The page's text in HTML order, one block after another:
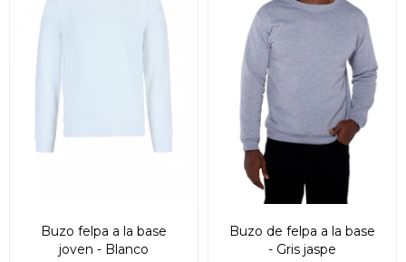
Buzo felpa a la base
joven - Blanco
Buzo de felpa a la base
- Gris jaspe